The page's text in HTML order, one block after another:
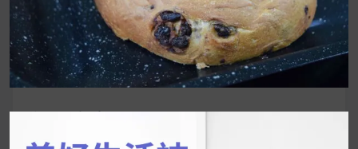
搜
尋
關
鍵